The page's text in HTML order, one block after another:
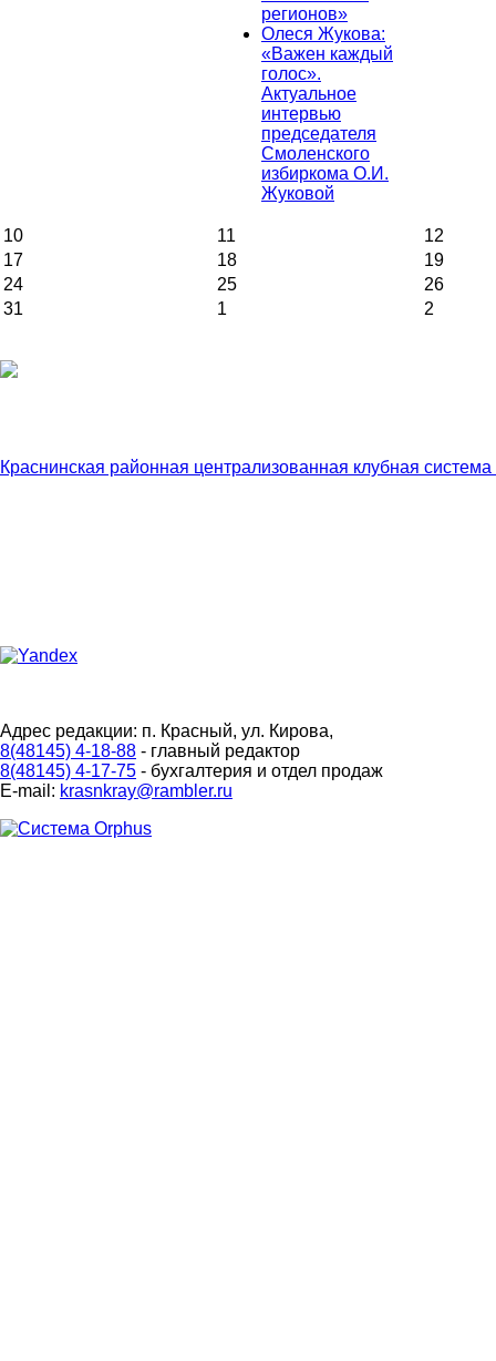
регионов»
Олеся Жукова:
«Важен каждый
голос».
Актуальное
интервью
председателя
Смоленского
избиркома О.И.
Жуковой
10 11
12
17
18
19
24
25
26
31
1 2
Краснинская районная централизованная клубная
Адрес редакции: п. Красный, ул. Кирова,
8(48145) 4-18-88 - главный редактор
8(48145) 4-17-75 - бухгалтерия и отдел продаж
E-mail: krasnkray@rambler.ru